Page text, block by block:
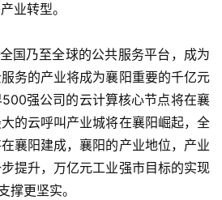
业转型。
国乃至全球的公共服务平台，成为
务的产业将成为襄阳重要的千亿元
强公司的云计算核心节点将在襄
的云呼叫产业城将在襄阳崛起，全
襄阳建成，襄阳的产业地位，产业
提升，万亿元工业强市目标的实现
撑更坚实。